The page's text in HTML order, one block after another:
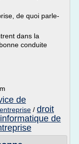
de quoi parle-
dans la
conduite
de
/ droit
informatique de